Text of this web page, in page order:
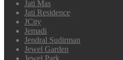
Jati Mas
Jati Residence
JCity
Jemadi
Jendral Sudirman
Jewel Garden
Jewel Park